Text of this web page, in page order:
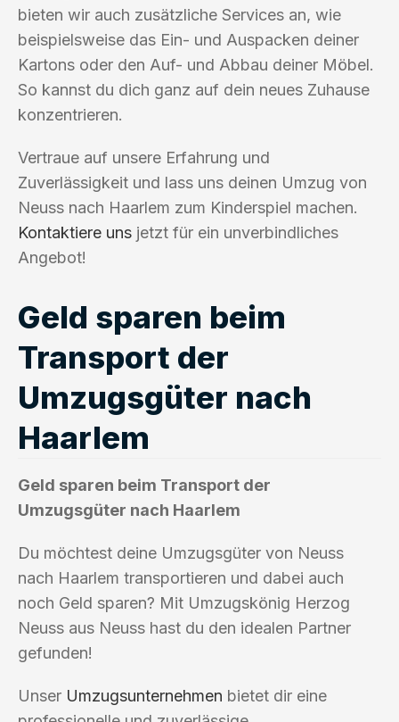
bieten wir auch zusätzliche Services an, wie
beispielsweise das Ein- und Auspacken deiner
Kartons oder den Auf- und Abbau deiner Möbel.
So kannst du dich ganz auf dein neues Zuhause
konzentrieren.
Vertraue auf unsere Erfahrung und
Zuverlässigkeit und lass uns deinen Umzug von
Neuss nach Haarlem zum Kinderspiel machen.
Kontaktiere uns jetzt für ein unverbindliches
Angebot!
Geld sparen beim
Transport der
Umzugsgüter nach
Haarlem
Geld sparen beim Transport der
Umzugsgüter nach Haarlem
Du möchtest deine Umzugsgüter von Neuss
nach Haarlem transportieren und dabei auch
noch Geld sparen? Mit Umzugskönig Herzog
Neuss aus Neuss hast du den idealen Partner
gefunden!
Unser Umzugsunternehmen bietet dir eine